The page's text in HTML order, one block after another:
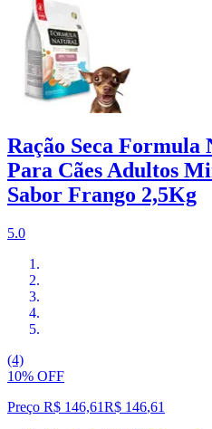
Ração Seca
Para Cães Adultos
Sabor Frango 2,5Kg
5.0
(4)
10% OFF
Preço R$ 146,61R$ 146,61